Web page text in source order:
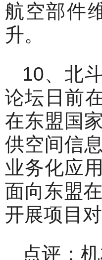
航空部件
升。
10、北
论坛日前
在东盟国
供空间信
业务化应
面向东盟
开展项目对
点评：